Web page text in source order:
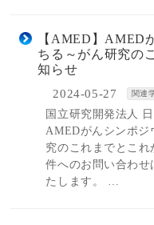
【AMED】AMED
ちる～がん研究の
知らせ
2024-05-27 関連
国立研究開発法人
AMEDがんシンポジ
究のこれまでとこ
件へのお問い合わ
たします。 …